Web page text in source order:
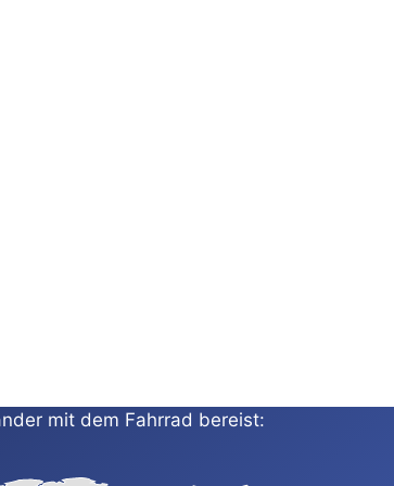
mit dem Fahrrad bereist: